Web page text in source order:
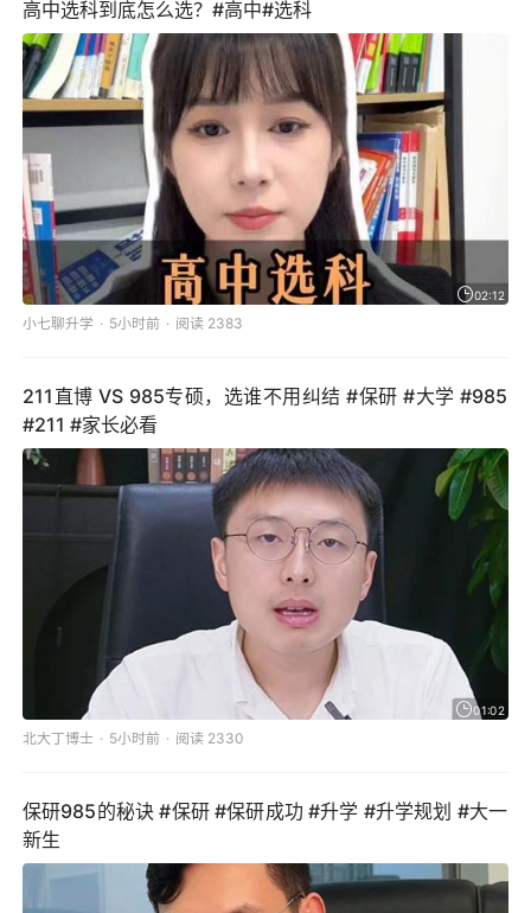
高中选科到底怎么选？#高中#选科
02:12
小七聊升学 5小时前 阅读 2383
211直博 VS 985专硕，选谁不用纠结 #保研 #大学 #985
#211 #家长必看
01:02
北大丁博士 5小时前 阅读 2330
保研985的秘诀 #保研 #保研成功 #升学 #升学规划 #大一
新生